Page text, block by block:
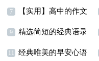
锦集九篇
7 【实用】高中的作文
400字集合9篇
9 精选简短的经典语录
汇总60条
11 经典唯美的早安心语